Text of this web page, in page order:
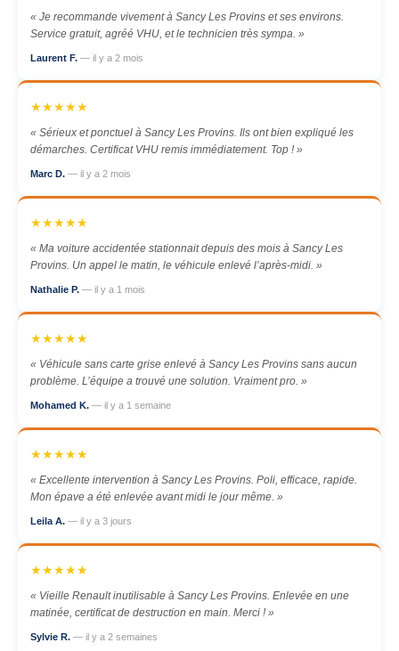
« Je recommande vivement à Sancy Les Provins et ses environs.
Service gratuit, agréé VHU, et le technicien très sympa. »
Laurent F. — il y a 2 mois
★★★★★
« Sérieux et ponctuel à Sancy Les Provins. Ils ont bien expliqué les
démarches. Certificat VHU remis immédiatement. Top ! »
Marc D. — il y a 2 mois
★★★★★
« Ma voiture accidentée stationnait depuis des mois à Sancy Les
Provins. Un appel le matin, le véhicule enlevé l’après-midi. »
Nathalie P. — il y a 1 mois
★★★★★
« Véhicule sans carte grise enlevé à Sancy Les Provins sans aucun
problème. L’équipe a trouvé une solution. Vraiment pro. »
Mohamed K. — il y a 1 semaine
★★★★★
« Excellente intervention à Sancy Les Provins. Poli, efficace, rapide.
Mon épave a été enlevée avant midi le jour même. »
Leila A. — il y a 3 jours
★★★★★
« Vieille Renault inutilisable à Sancy Les Provins. Enlevée en une
matinée, certificat de destruction en main. Merci ! »
Sylvie R. — il y a 2 semaines